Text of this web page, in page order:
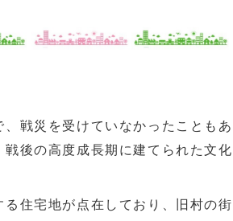
戦災を受けていなかったことも
後の高度成長期に建てられた文
住宅地が点在しており、旧村の